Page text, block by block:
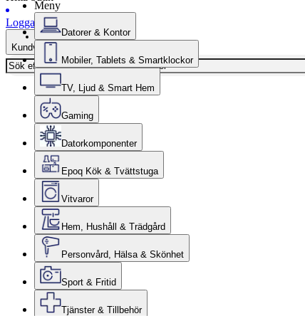
Logga in
Kundvagn
Meny
Datorer & Kontor
Mobiler, Tablets & Smartklockor
TV, Ljud & Smart Hem
Gaming
Datorkomponenter
Epoq Kök & Tvättstuga
Vitvaror
Hem, Hushåll & Trädgård
Personvård, Hälsa & Skönhet
Sport & Fritid
Tjänster & Tillbehör